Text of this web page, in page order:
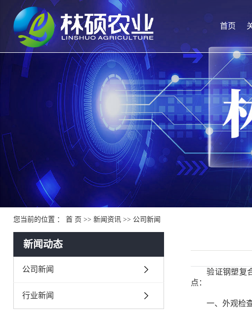
首页
您当前的位置 ： 首 页 >> 新闻资讯>> 公司新闻
新闻动态
公司新闻
行业新闻
验证钢塑复合
点：
一、外观检